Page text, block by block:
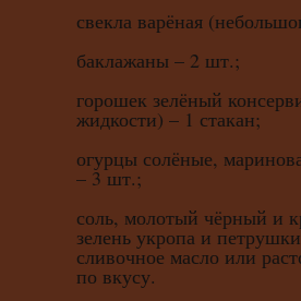
свекла варёная
баклажаны – 2 шт.;
горошек зелёный
жидкости) – 1 стакан;
огурцы солёные,
– 3 шт.;
соль, молотый чёрный и
зелень укропа и
сливочное масло или
по вкусу.